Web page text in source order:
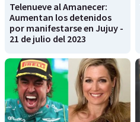
Telenueve al Amanecer:
Aumentan los detenidos
por manifestarse en Jujuy -
21 de julio del 2023